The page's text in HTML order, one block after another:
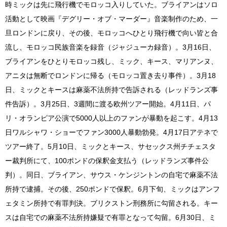
時ミックは先に飛行機でモロッコ入りしていた。ブライアンはソロ
活動として映画『デグリー・オブ・マーダー』音楽制作のため、一
旦ロンドンに戻り、その後、モロッコへひとり飛行機で向い皆と合
流し、モロッコ民族音楽を録音（ジャジューカ録音）。3月16日、
ブライアンをひとりモロッコ残し、ミック、キース、マリアンヌ、
アニタは無断でロンドンに帰る（モロッコ置き去り事件）。3月18
日、ミックとキースは麻薬不法所持で告訴される（レッドランズ事
件告訴）。3月25日、3週間に渡る欧州ツアー開始。4月11日、パ
リ・オランピア公演で5000人以上のファンが暴動を起こす。4月13
日ワルシャワ・ショーでファン3000人暴動勃発。4月17日アテネで
ツアー終了。5月10日、ミックとキース、サセックス州チチェスタ
ー裁判所にて、100ポンドの保釈金支払う（レッドランズ事件公
判）。同日、ブライアン、サウス・ケンジントンの自宅で麻薬不法
所持で逮捕。その後、250ポンドで保釈。6月下旬、ミックはアンフ
ェタミン所持で有罪判決。ブリクストン刑務所に勾留される。キー
スは自宅での麻薬不法所持嫌疑で有罪となって勾留。6月30日、ミ